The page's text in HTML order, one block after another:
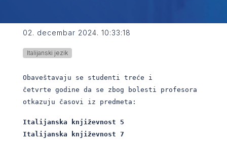
02. decembar 2024. 10:33:18
Italijanski jezik
Obaveštavaju se studenti treće i
četvrte godine da se zbog bolesti profesora
otkazuju časovi iz predmeta:
Italijanska književnost 5
Italijanska književnost 7